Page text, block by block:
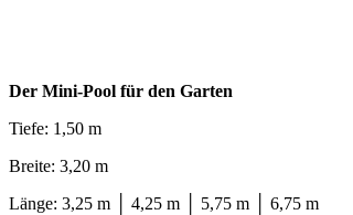
Der Mini-Pool für den Garten
Tiefe: 1,50 m
Breite: 3,20 m
Länge: 3,25 m │ 4,25 m │ 5,75 m │ 6,75 m